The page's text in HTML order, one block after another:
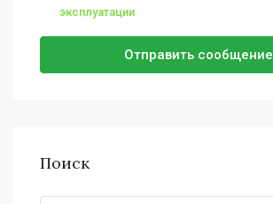
эксплуатации
Отправить сообщение
Поиск